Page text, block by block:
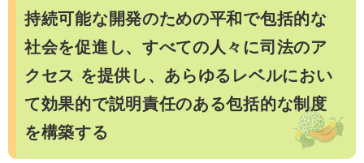
持続可能な開発のための平和で包括的な
社会を促進し、すべての人々に司法のア
クセス を提供し、あらゆるレベルにおい
て効果的で説明責任のある包括的な制度
を構築する